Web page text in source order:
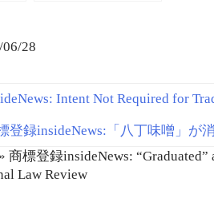
28
Intent Not Required for
登録insideNews:「八丁味噌」が
»商標登録insideNews:
Law Review